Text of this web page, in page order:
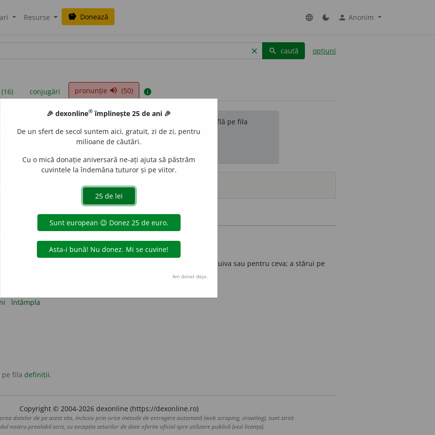
Resurse savings Donează language dark_mode person Anonim
clear search caută opțiuni
conjugări pronunție volume_up (50) info
sunt compilate de echipa dexonline. Definițiile originale se află pe fila
reordona filele pe pagina depreferințe.
surse
a intra în acțiune.
a intra în vorbă.
o împăcare, o înțelegere etc., a face un demers în favoarea cuiva sau pentru ceva; a stărui pe
a obține ceva în favoarea cuiva sau a sa.
întâmpla
pe fila definiții.
Copyright © 2004-2026 dexonline (https://dexonline.ro)
datelor de pe acest site, inclusiv prin orice metode de extragere automată (web scraping, crawling), sunt strict
nostru prealabil scris, cu excepția seturilor de date oferite oficial spre utilizare publică (vezi licența).
🎉 dexonline® împlinește 25 de ani 🎉
De un sfert de secol suntem aici, gratuit, zi de zi, pentru
milioane de căutări.
Cu o mică donație aniversară ne-ați ajuta să păstrăm
cuvintele la îndemâna tuturor și pe viitor.
Am donat deja.